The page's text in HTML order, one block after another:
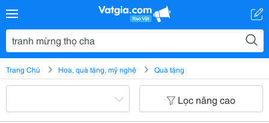
Trang Chủ Hoa, quà tặng, mỹ nghệ Quà tặng
Lọc nâng cao